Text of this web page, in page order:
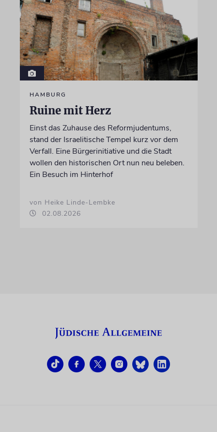
HAMBURG
Ruine mit Herz
Einst das Zuhause des Reformjudentums,
stand der Israelitische Tempel kurz vor dem
Verfall. Eine Bürgerinitiative und die Stadt
wollen den historischen Ort nun neu beleben.
Ein Besuch im Hinterhof
von Heike Linde-Lembke
02.08.2026